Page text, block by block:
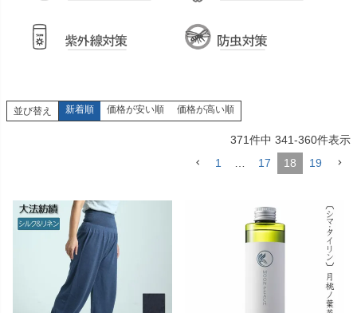
並び替え 新着順 価格が安い順 価格が高い順
371件中 341-360件表示
1
… 17 18 19